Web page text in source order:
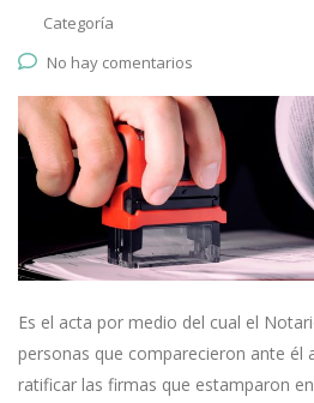
Categoría
No hay comentarios
Es el acta por medio del cual el
personas que comparecieron ante él
ratificar las firmas que estamparon